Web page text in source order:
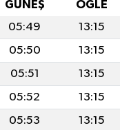
GÜNEŞ ÖĞLE
05:49 13:15
05:50 13:15
05:51 13:15
05:52 13:15
05:53 13:15